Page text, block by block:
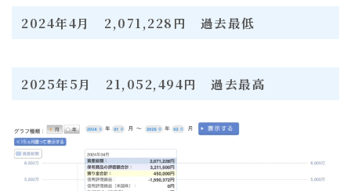
2024年4月 2,071,228円 過去最低
2025年5月 21,052,494円 過去最高